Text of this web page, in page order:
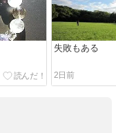
失敗もある
2日前